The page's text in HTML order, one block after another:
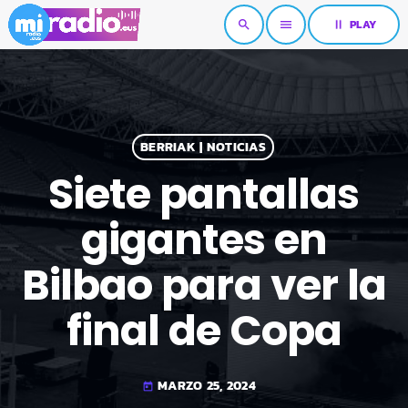
search menu pause PLAY
BERRIAK | NOTICIAS
Siete pantallas
gigantes en
Bilbao para ver la
final de Copa
today MARZO 25, 2024